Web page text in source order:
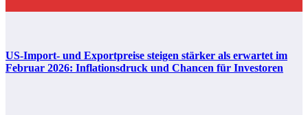
US-Import- und Exportpreise steigen stärker als erwartet im
Februar 2026: Inflationsdruck und Chancen für Investoren